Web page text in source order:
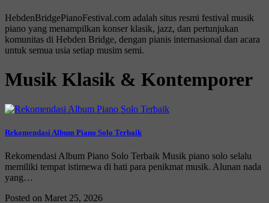
HebdenBridgePianoFestival.com adalah situs resmi festival musik
piano yang menampilkan konser klasik, jazz, dan pertunjukan
komunitas di Hebden Bridge, dengan pianis internasional dan acara
untuk semua usia setiap musim semi.
Musik Klasik & Kontemporer
Rekomendasi Album Piano Solo Terbaik
Rekomendasi Album Piano Solo Terbaik Musik piano solo selalu
memiliki tempat istimewa di hati para penikmat musik. Alunan nada
yang…
Posted on Maret 25, 2026